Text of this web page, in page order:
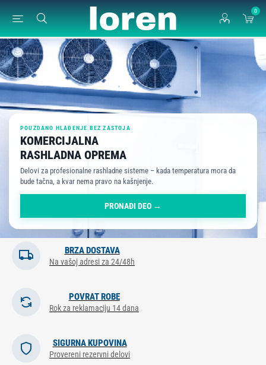
0
POUZDANO HLAĐENJE BEZ ZASTOJA
KOMERCIJALNA
RASHLADNA OPREMA
Delovi za profesionalne rashladne sisteme – kada temperatura mora da
bude tačna, a kvar nema pravo na kašnjenje.
PRONAĐI DEO →
BRZA DOSTAVA
Na vašoj adresi za 24/48h
POVRAT ROBE
Rok za reklamaciju 14 dana
SIGURNA KUPOVINA
Provereni rezervni delovi